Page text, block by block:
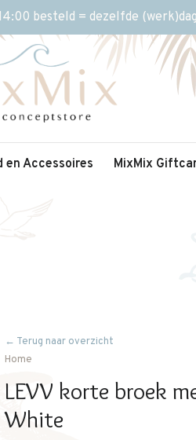
besteld = dezelfde
en Accessoires MixMix
← Terug naar overzicht
Home
LEVV korte broek
White